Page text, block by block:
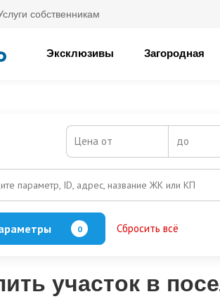
собственникам
Эксклюзивы Загородная
Цена от до
параметр, ID, адрес, название ЖК или КП
0 Сбросить всё
участок в